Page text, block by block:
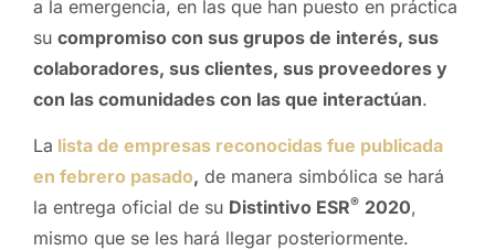
a la emergencia, en las que han puesto en práctica
su compromiso con sus grupos de interés, sus
colaboradores, sus clientes, sus proveedores y
con las comunidades con las que interactúan.
La lista de empresas reconocidas fue publicada
en febrero pasado, de manera simbólica se hará
la entrega oficial de su Distintivo ESR® 2020,
mismo que se les hará llegar posteriormente.